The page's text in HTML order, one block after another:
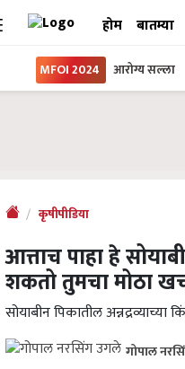
होम बातम्या
MFOI 2024 आरोग्य सल्ला
कृषीपीडिया
आत्ताच पाहा हे
शकतो तुमचा मोठा
सोयाबीन पिकातील
गोपाल